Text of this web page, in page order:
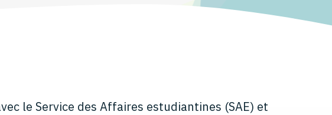
le Service des Affaires estudiantines (SAE) et